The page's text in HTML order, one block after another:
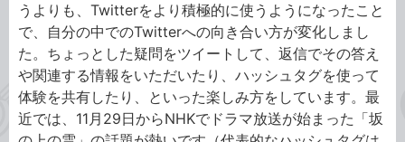
うよりも、Twitterをより積極的に使うようになったこと
で、自分の中でのTwitterへの向き合い方が変化しまし
た。ちょっとした疑問をツイートして、返信でその答え
や関連する情報をいただいたり、ハッシュタグを使って
体験を共有したり、といった楽しみ方をしています。最
近では、11月29日からNHKでドラマ放送が始まった「坂